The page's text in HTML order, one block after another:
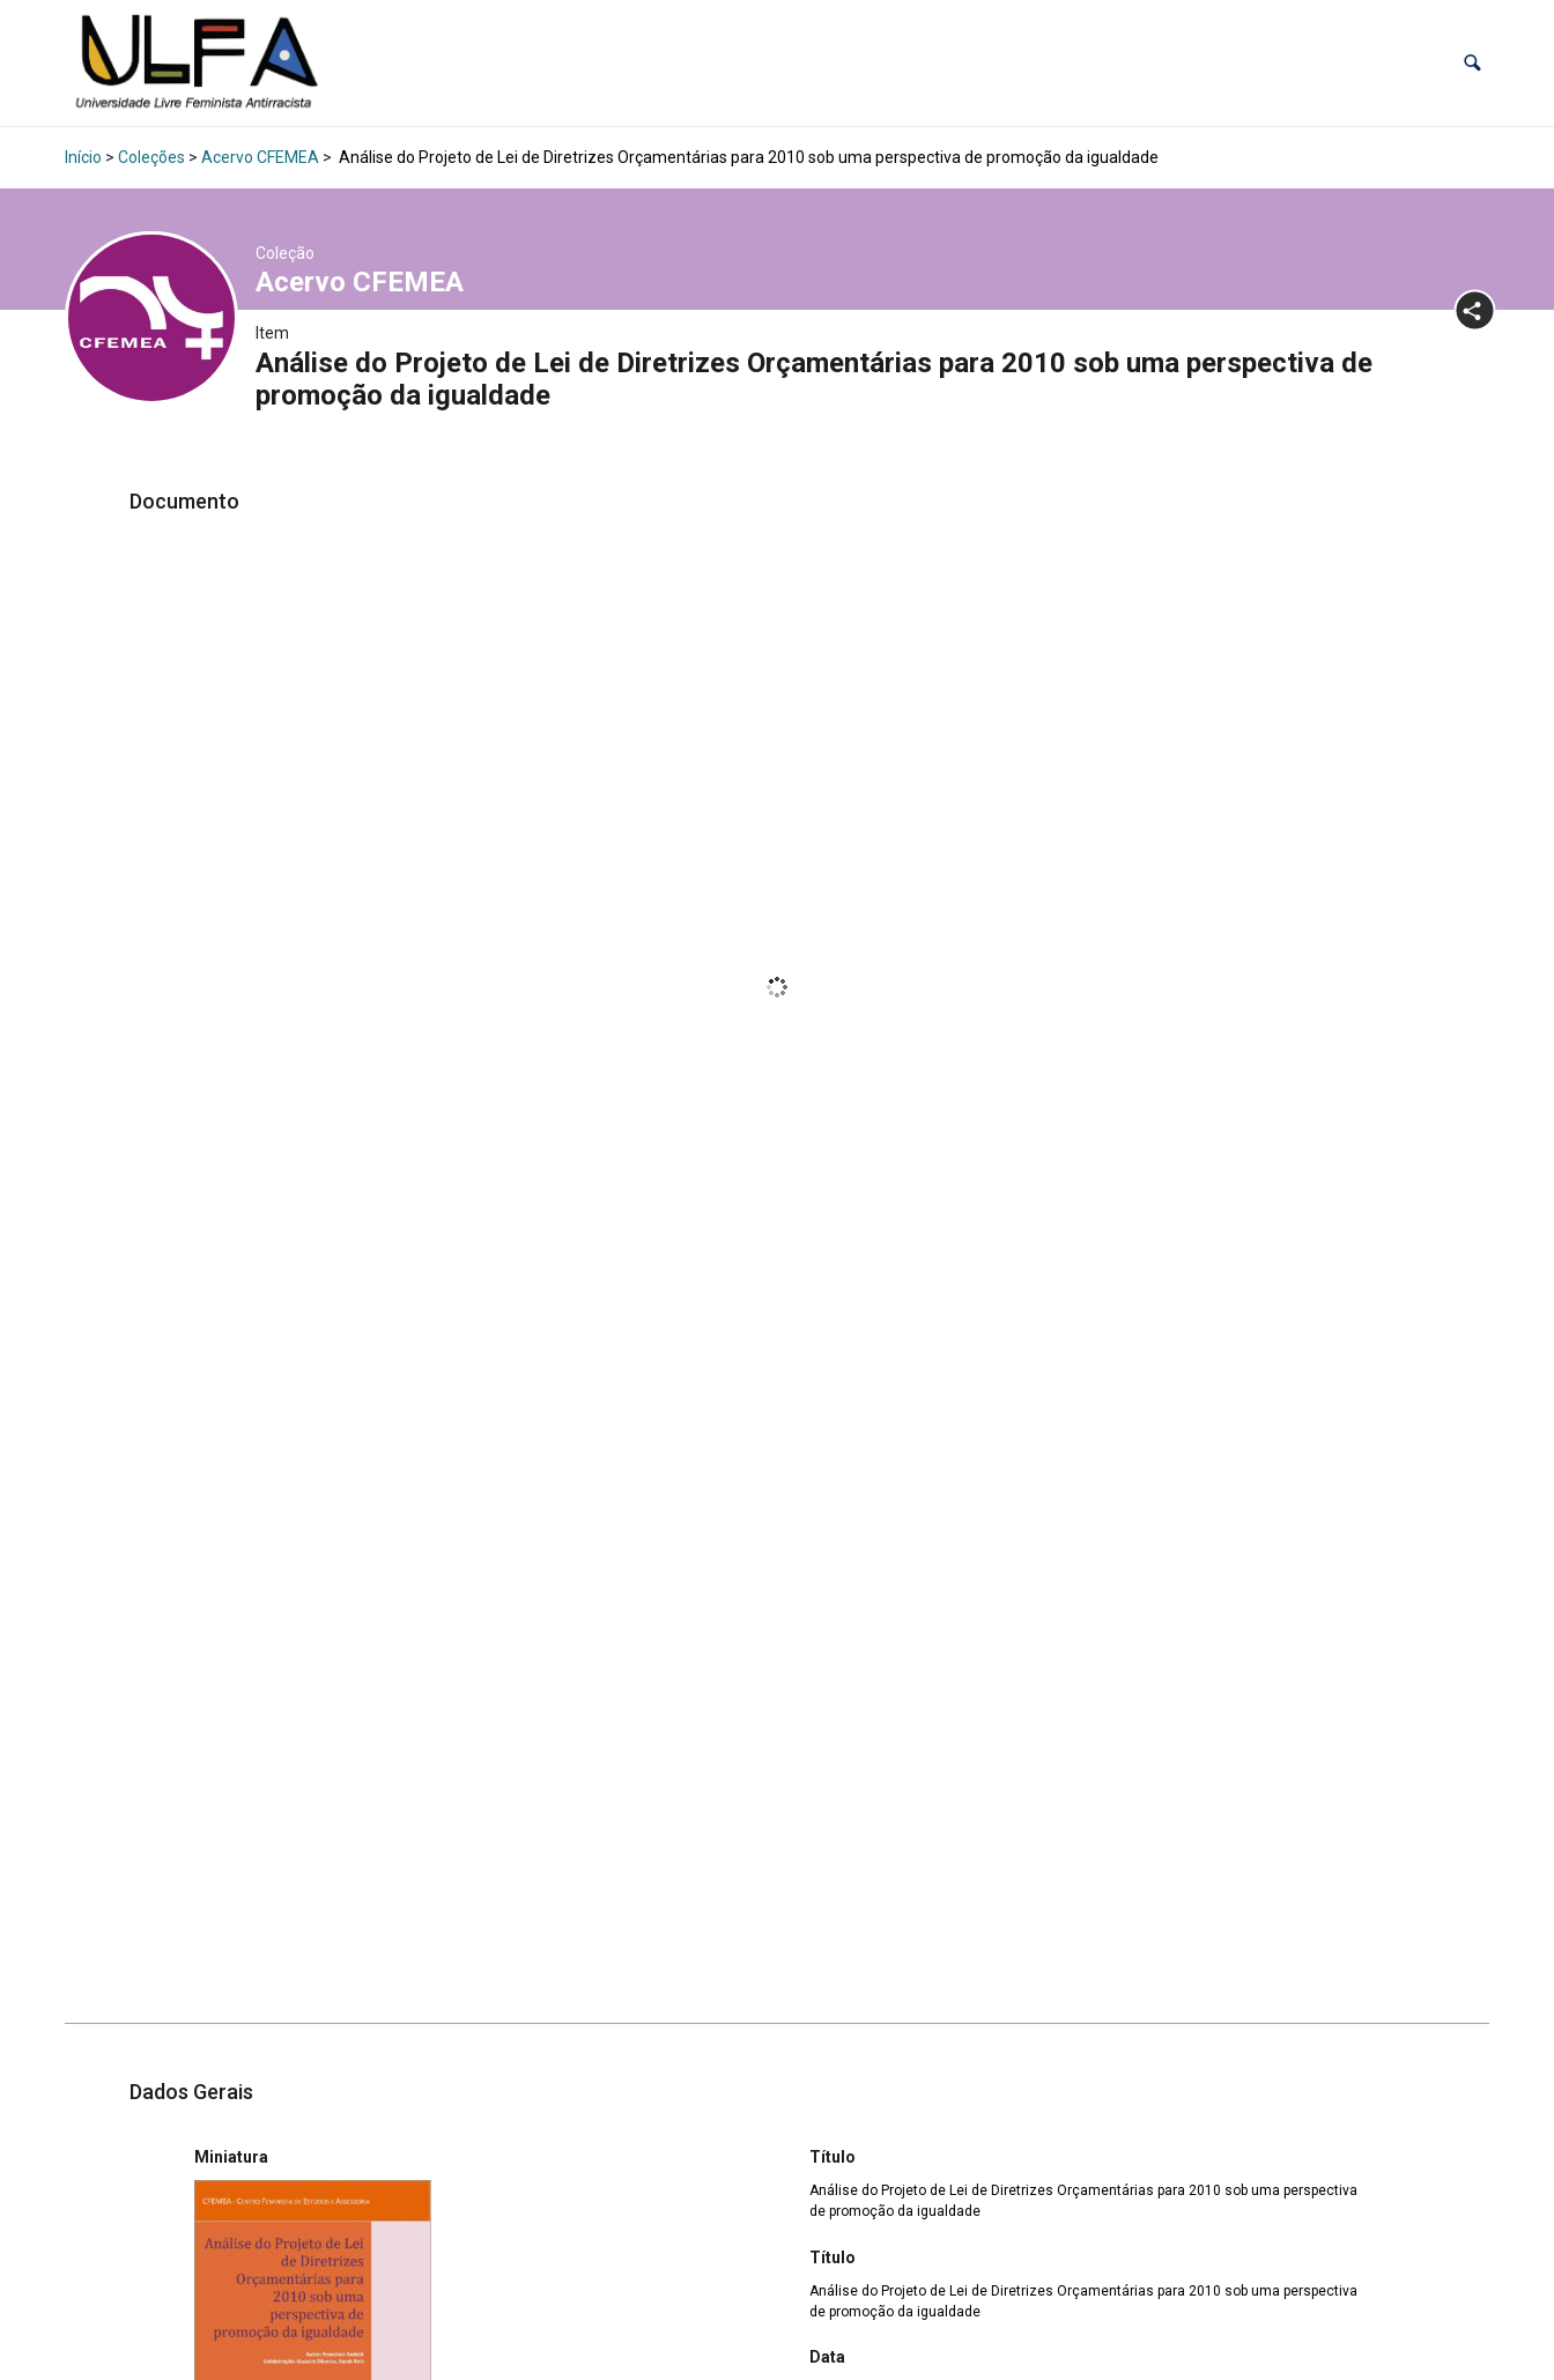
Início > Coleções > Acervo CFEMEA > Análise do Projeto de Lei de Diretrizes Orçamentárias para 2010 sob uma perspectiva de promoção da igualdade
Coleção
Acervo CFEMEA
Item
Análise do Projeto de Lei de Diretrizes Orçamentárias para 2010 sob uma perspectiva de
promoção da igualdade
Documento
Dados Gerais
Miniatura Título
Análise do Projeto de Lei de Diretrizes Orçamentárias para 2010 sob uma perspectiva
de promoção da igualdade
Título
Análise do Projeto de Lei de Diretrizes Orçamentárias para 2010 sob uma perspectiva
de promoção da igualdade
Data